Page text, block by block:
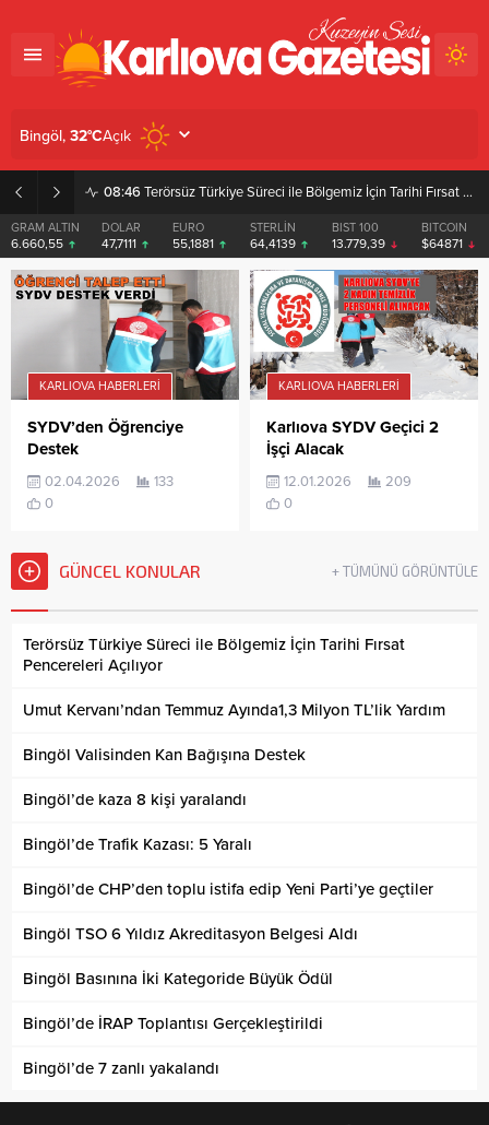
08:46 Terörsüz Türkiye Süreci ile Bölgemiz İçin Tarihi Fırsat Pencereleri Açılıyor
GRAM ALTIN
6.660,55
DOLAR
47,7111
EURO
55,1881
STERLİN
64,4139
BIST 100
13.779,39
BITCOIN
$64871
Bingöl, 32°CAçık
KARLIOVA HABERLERI
SYDV’den Öğrenciye
Destek
02.04.2026
133
0
KARLIOVA HABERLERI
Karlıova SYDV Geçici 2
İşçi Alacak
12.01.2026
209
0
GÜNCEL KONULAR + TÜMÜNÜ GÖRÜNTÜLE
Terörsüz Türkiye Süreci ile Bölgemiz İçin Tarihi Fırsat
Pencereleri Açılıyor
Umut Kervanı’ndan Temmuz Ayında1,3 Milyon TL’lik Yardım
Bingöl Valisinden Kan Bağışına Destek
Bingöl’de kaza 8 kişi yaralandı
Bingöl’de Trafik Kazası: 5 Yaralı
Bingöl’de CHP’den toplu istifa edip Yeni Parti’ye geçtiler
Bingöl TSO 6 Yıldız Akreditasyon Belgesi Aldı
Bingöl Basınına İki Kategoride Büyük Ödül
Bingöl’de İRAP Toplantısı Gerçekleştirildi
Bingöl’de 7 zanlı yakalandı